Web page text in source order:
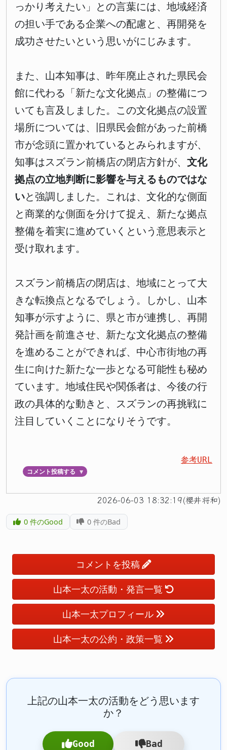
っかり考えたい」との言葉には、地域経済
の担い手である企業への配慮と、再開発を
成功させたいという思いがにじみます。
また、山本知事は、昨年廃止された県民会
館に代わる「新たな文化拠点」の整備につ
いても言及しました。この文化拠点の設置
場所については、旧県民会館があった前橋
市が念頭に置かれているとみられますが、
知事はスズラン前橋店の閉店方針が、 文化
拠点の立地判断に影響を与えるものではな
いと強調しました。これは、文化的な側面
と商業的な側面を分けて捉え、新たな拠点
整備を着実に進めていくという意思表示と
受け取れます。
スズラン前橋店の閉店は、地域にとって大
きな転換点となるでしょう。しかし、山本
知事が示すように、県と市が連携し、再開
発計画を前進させ、新たな文化拠点の整備
を進めることができれば、中心市街地の再
生に向けた新たな一歩となる可能性も秘め
ています。地域住民や関係者は、今後の行
政の具体的な動きと、スズランの再挑戦に
注目していくことになりそうです。
参考URL
コメント投稿する ▼
2026-06-03 18:32:19(櫻井将和)
0件のGood 0 件のBad
コメントを投稿
山本一太の活動・発言一覧
山本一太プロフィール
山本一太の公約・政策一覧
上記の山本一太の活動をどう思います
か？
Good Bad